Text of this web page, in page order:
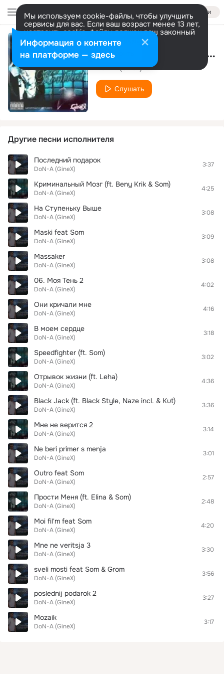
Войти
Мы используем cookie-файлы, чтобы улучшить
сервисы для вас. Если ваш возраст менее 13 лет,
настроить cookie-файлы должен ваш законный
представитель. Больше информации
Разрешить все Настроить Gollum Smeagol (Diss)
DoN-A (GineX)
Слушать
Другие песни исполнителя
Последний подарок
DoN-A (GineX)
3:37
Криминальный Мозг (ft. Beny Krik & Som)
DoN-A (GineX)
4:25
На Ступеньку Выше
DoN-A (GineX)
3:08
Maski feat Som
DoN-A (GineX)
3:09
Massaker
DoN-A (GineX)
3:08
06. Моя Тень 2
DoN-A (GineX)
4:02
Они кричали мне
DoN-A (GineX)
4:16
В моем сердце
DoN-A (GineX)
3:18
Speedfighter (ft. Som)
DoN-A (GineX)
3:02
Отрывок жизни (ft. Leha)
DoN-A (GineX)
4:36
Black Jack (ft. Black Style, Naze incl. & Kut)
DoN-A (GineX)
3:36
Мне не верится 2
DoN-A (GineX)
3:14
Ne beri primer s menja
DoN-A (GineX)
3:01
Outro feat Som
DoN-A (GineX)
2:57
Прости Меня (ft. Elina & Som)
DoN-A (GineX)
2:48
Moi fil'm feat Som
DoN-A (GineX)
4:20
Mne ne veritsja 3
DoN-A (GineX)
3:30
sveli mosti feat Som & Grom
DoN-A (GineX)
3:56
poslednij podarok 2
DoN-A (GineX)
3:27
Mozaik
DoN-A (GineX)
3:17
Информация о контенте
на платформе — здесь